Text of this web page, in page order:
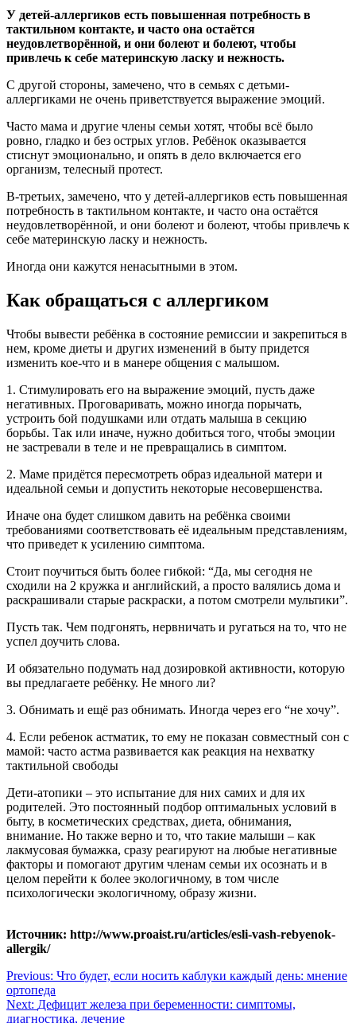
У детей-аллергиков есть повышенная потребность в
тактильном контакте, и часто она остаётся
неудовлетворённой, и они болеют и болеют, чтобы
привлечь к себе материнскую ласку и нежность.
С другой стороны, замечено, что в семьях с детьми-
аллергиками не очень приветствуется выражение эмоций.
Часто мама и другие члены семьи хотят, чтобы всё было
ровно, гладко и без острых углов. Ребёнок оказывается
стиснут эмоционально, и опять в дело включается его
организм, телесный протест.
В-третьих, замечено, что у детей-аллергиков есть повышенная
потребность в тактильном контакте, и часто она остаётся
неудовлетворённой, и они болеют и болеют, чтобы привлечь к
себе материнскую ласку и нежность.
Иногда они кажутся ненасытными в этом.
Как обращаться с аллергиком
Чтобы вывести ребёнка в состояние ремиссии и закрепиться в
нем, кроме диеты и других изменений в быту придется
изменить кое-что и в манере общения с малышом.
1. Стимулировать его на выражение эмоций, пусть даже
негативных. Проговаривать, можно иногда порычать,
устроить бой подушками или отдать малыша в секцию
борьбы. Так или иначе, нужно добиться того, чтобы эмоции
не застревали в теле и не превращались в симптом.
2. Маме придётся пересмотреть образ идеальной матери и
идеальной семьи и допустить некоторые несовершенства.
Иначе она будет слишком давить на ребёнка своими
требованиями соответствовать её идеальным представлениям,
что приведет к усилению симптома.
Стоит поучиться быть более гибкой: “Да, мы сегодня не
сходили на 2 кружка и английский, а просто валялись дома и
раскрашивали старые раскраски, а потом смотрели мультики”.
Пусть так. Чем подгонять, нервничать и ругаться на то, что не
успел доучить слова.
И обязательно подумать над дозировкой активности, которую
вы предлагаете ребёнку. Не много ли?
3. Обнимать и ещё раз обнимать. Иногда через его “не хочу”.
4. Если ребенок астматик, то ему не показан совместный сон с
мамой: часто астма развивается как реакция на нехватку
тактильной свободы
Дети-атопики – это испытание для них самих и для их
родителей. Это постоянный подбор оптимальных условий в
быту, в косметических средствах, диета, обнимания,
внимание. Но также верно и то, что такие малыши – как
лакмусовая бумажка, сразу реагируют на любые негативные
факторы и помогают другим членам семьи их осознать и в
целом перейти к более экологичному, в том числе
психологически экологичному, образу жизни.
Источник: http://www.proaist.ru/articles/esli-vash-rebyenok-
allergik/
Навигация
по
Previous: Что будет, если носить каблуки каждый день: мнение
ортопеда
Next: Дефицит железа при беременности: симптомы,
диагностика, лечение